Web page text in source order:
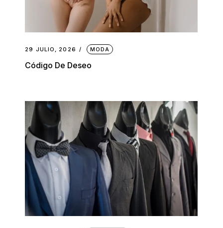
29 JULIO, 2026 MODA
Código De Deseo